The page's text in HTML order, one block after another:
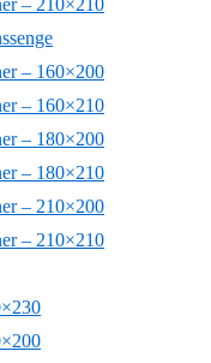
– 210×210
– 160×200
– 160×210
– 180×200
– 180×210
– 210×200
– 210×210